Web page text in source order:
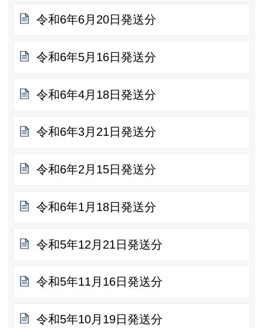
令和6年6月20日発送分
令和6年5月16日発送分
令和6年4月18日発送分
令和6年3月21日発送分
令和6年2月15日発送分
令和6年1月18日発送分
令和5年12月21日発送分
令和5年11月16日発送分
令和5年10月19日発送分